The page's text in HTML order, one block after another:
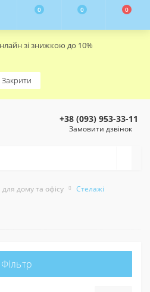
зі знижкою до 10%
Закрити
0 0 0
+38 (093) 953-33-11
Замовити дзвінок
для дому та офісу Стелажі
Фільтр